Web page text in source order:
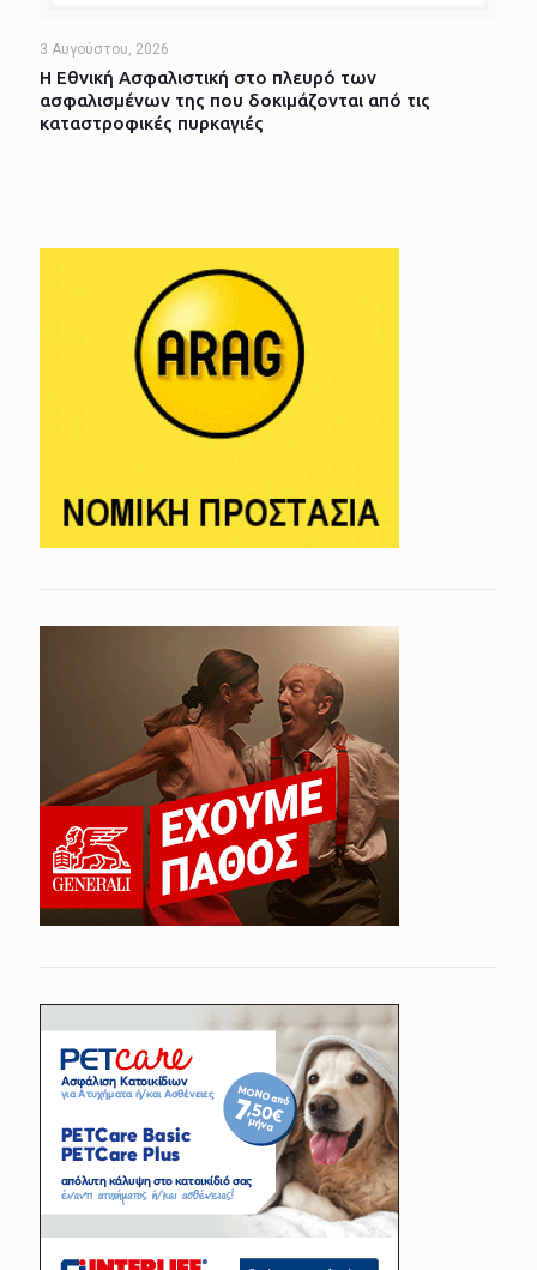
3 Αυγούστου, 2026
Η Εθνική Ασφαλιστική στο πλευρό των
ασφαλισμένων της που δοκιμάζονται από τις
καταστροφικές πυρκαγιές